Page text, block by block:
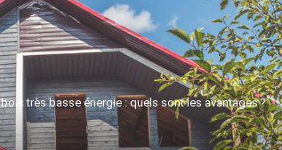
très basse énergie : quels sont les avantages ?